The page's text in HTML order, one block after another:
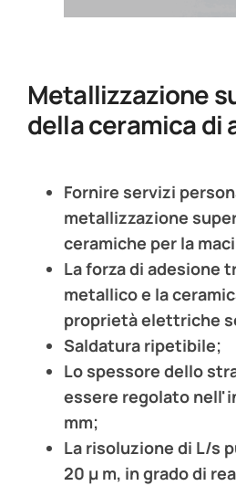
Metallizzazione
della ceramica di
Fornire servizi
metallizzazione
ceramiche per la
La forza di adesione
metallico e la
proprietà elettriche
Saldatura ripetibile;
Lo spessore dello
essere regolato
mm;
La risoluzione di L/s
20 μ m, in grado di